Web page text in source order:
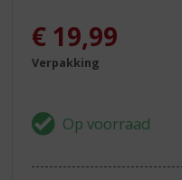
€ 19,99
Verpakking